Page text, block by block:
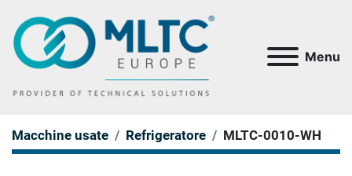
Menu
Macchine usate Refrigeratore MLTC-0010-WH